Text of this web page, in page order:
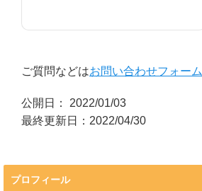
ご質問などはお問い合わせフォーム
公開日： 2022/01/03
最終更新日：2022/04/30
プロフィール